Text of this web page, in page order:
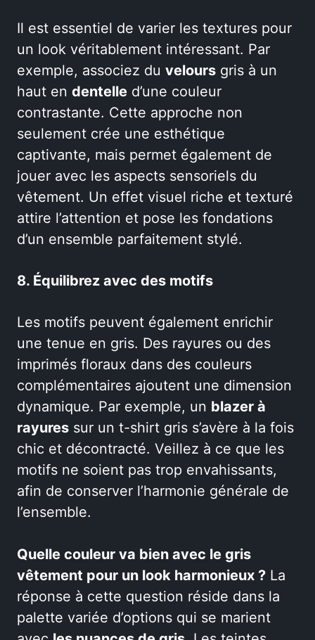
Il est essentiel de varier les textures pour
un look véritablement intéressant. Par
exemple, associez du velours gris à un
haut en dentelle d’une couleur
contrastante. Cette approche non
seulement crée une esthétique
captivante, mais permet également de
jouer avec les aspects sensoriels du
vêtement. Un effet visuel riche et texturé
attire l’attention et pose les fondations
d’un ensemble parfaitement stylé.
8. Équilibrez avec des motifs
Les motifs peuvent également enrichir
une tenue en gris. Des rayures ou des
imprimés floraux dans des couleurs
complémentaires ajoutent une dimension
dynamique. Par exemple, un blazer à
rayures sur un t-shirt gris s’avère à la fois
chic et décontracté. Veillez à ce que les
motifs ne soient pas trop envahissants,
afin de conserver l’harmonie générale de
l’ensemble.
Quelle couleur va bien avec le gris
vêtement pour un look harmonieux ? La
réponse à cette question réside dans la
palette variée d’options qui se marient